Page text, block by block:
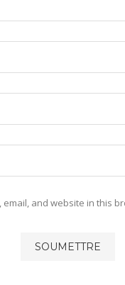
email, and website in this